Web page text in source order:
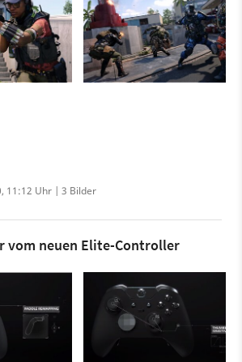
11:12 Uhr | 3 Bilder
vom neuen Elite-Controller